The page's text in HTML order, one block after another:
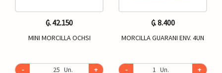
₲. 42.150
MINI MORCILLA OCHSI
- Un. +
₲. 8.400
MORCILLA GUARANI ENV. 4UN
- Un. +